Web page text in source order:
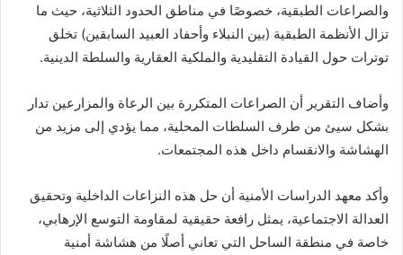
والصراعات الطبقية، خصوصًا في مناطق الحدود الثلاثية، حيث ما
تزال الأنظمة الطبقية (بين النبلاء وأحفاد العبيد السابقين) تخلق
توترات حول القيادة التقليدية والملكية العقارية والسلطة الدينية.
وأضاف التقرير أن الصراعات المتكررة بين الرعاة والمزارعين تدار
بشكل سيئ من طرف السلطات المحلية، مما يؤدي إلى مزيد من
الهشاشة والانقسام داخل هذه المجتمعات.
وأكد معهد الدراسات الأمنية أن حل هذه النزاعات الداخلية وتحقيق
العدالة الاجتماعية، يمثل رافعة حقيقية لمقاومة التوسع الإرهابي،
خاصة في منطقة الساحل التي تعاني أصلًا من هشاشة أمنية